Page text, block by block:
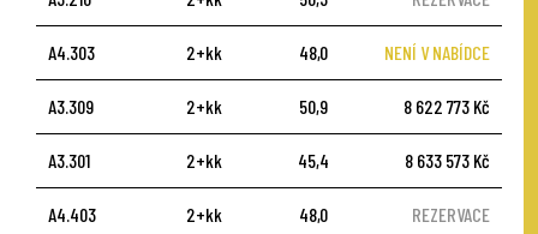
A4.303 2+kk 48,0 NENÍ V NABÍDCE
A3.309 2+kk 50,9 8 622 773 Kč
A3.301 2+kk 45,4 8 633 573 Kč
A4.403 2+kk 48,0 REZERVACE